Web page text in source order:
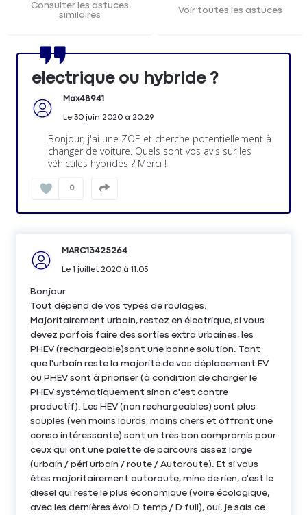
Consulter les astuces
similaires
Voir toutes les astuces
electrique ou hybride ?
Max48941
Le 30 juin 2020à 20:29
Bonjour, j'ai une ZOE et cherche potentiellement à
changer de voiture. Quels sont vos avis sur les
véhicules hybrides ? Merci !
0
MARC13425264
Le 1 juillet 2020à 11:05
Bonjour
Tout dépend de vos types de roulages.
Majoritairement urbain, restez en électrique, si vous
devez parfois faire des sorties extra urbaines, les
PHEV (rechargeable)sont une bonne solution. Tant
que l'urbain reste la majorité de vos déplacement EV
ou PHEV sont à prioriser (à condition de charger le
PHEV systématiquement sinon c'est contre
productif). Les HEV (non rechargeables) sont plus
souples (veh moins lourds, moins chers et offrant une
conso intéressante) sont un très bon compromis pour
ceux qui ont une palette de parcours assez large
(urbain / péri urbain / route / Autoroute). Et si vous
êtes majoritairement autoroute, mine de rien, c'est le
diesel qui reste le plus économique (voire écologique,
avec les dernières évol D temp / D full), oui, je sais ce